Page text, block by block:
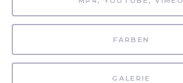
FARBEN
GALERIE